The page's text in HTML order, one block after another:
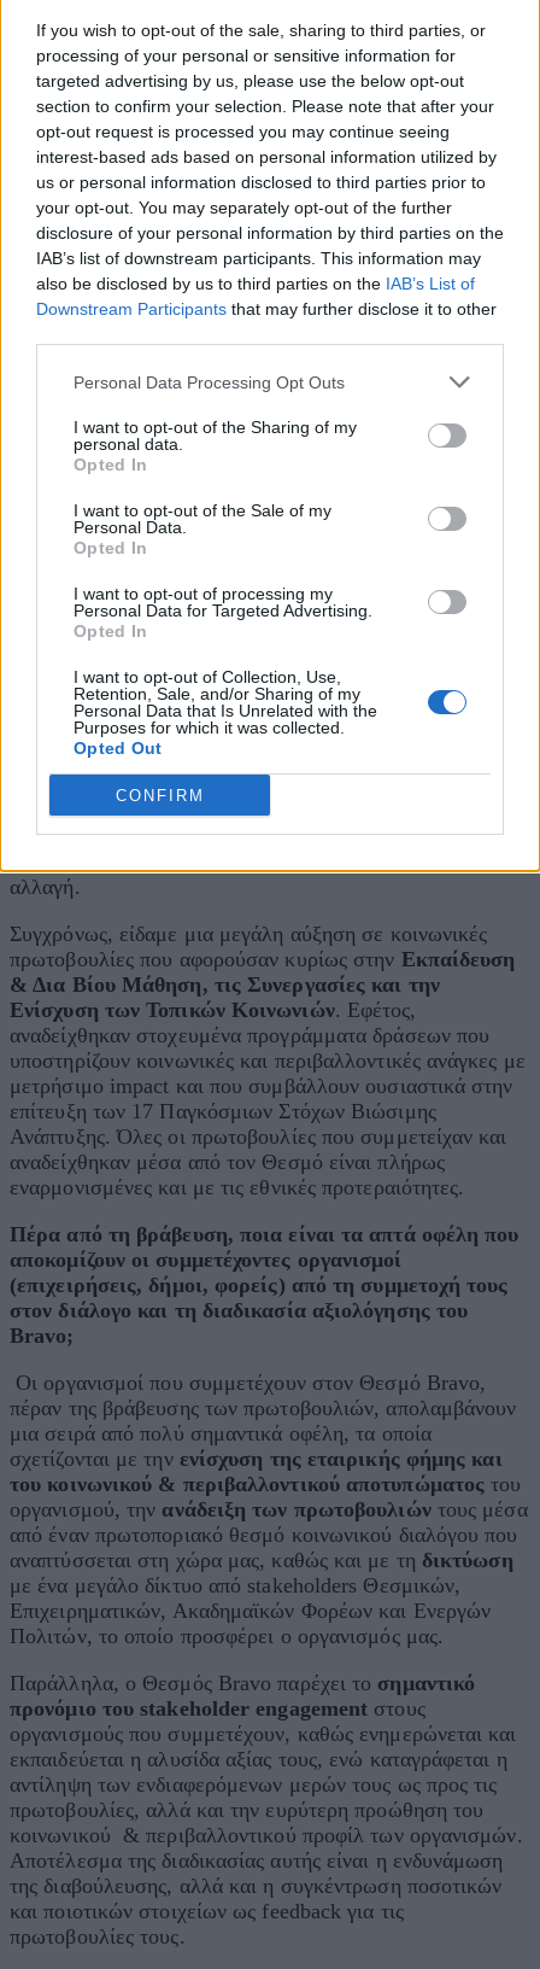
If you wish to opt-out of the sale, sharing to third parties, or
processing of your personal or sensitive information for
targeted advertising by us, please use the below opt-out
section to confirm your selection. Please note that after your
opt-out request is processed you may continue seeing
interest-based ads based on personal information utilized by
us or personal information disclosed to third parties prior to
your opt-out. You may separately opt-out of the further
disclosure of your personal information by third parties on the
IAB’s list of downstream participants. This information may
also be disclosed by us to third parties on the IAB’s List of
Downstream Participants that may further disclose it to other
Personal Data Processing Opt Outs
I want to opt-out of the Sharing of my
personal data.
Opted In
I want to opt-out of the Sale of my
Personal Data.
Opted In
I want to opt-out of processing my
Personal Data for Targeted Advertising.
Opted In
I want to opt-out of Collection, Use,
Retention, Sale, and/or Sharing of my
Personal Data that Is Unrelated with the
Purposes for which it was collected.
Opted Out
CONFIRM
κοινό τόπο, με κοινό όραμα και κοινούς στόχουςγια
αλλαγή. Εκπρόσωποι Θεσμικών, Επιχειρηματικών,
Ακαδημαϊκών και Κοινωνικών Φορέων, Ευρύ Κοινό και
Ενεργοί Πολίτες, καθώς και Stakeholders οργανισμών
όλων των κλάδων της ελληνικής οικονομίας, συμμετέχουν
όλα αυτά τα χρόνια στον διάλογο και αποτελούν το ισχυρό
Δίκτυο Υπεύθυνων Οργανισμών & Ενεργών Πολιτών
του QualityNet Foundation. Οι αριθμοί μιλούν από μόνοι
τους και αποδεικνύουν το ισχυρό μας αποτύπωμα: 150
Θεσμικοί Φορείς, 1.280 Επιχειρήσεις, 345 Οργανισμοί
της Κοινωνίας των Πολιτών, 250 Οργανισμοί της Τοπικής
Αυτοδιοίκησης, 4.500 Σχολικές Μονάδες και 50.000
Ενεργοί Πολίτες!
Ποιο είναι το πιο σημαντικό εύρημα ή η πιο
ενδιαφέρουσα τάση που αναδείχθηκε από τις
κύκλους των Bravo Awards, και πώς συνδέονται αυτές
οι τάσεις με τους Παγκόσμιους Στόχους Βιώσιμης
Ανάπτυξης (SDGs);
Στους πρόσφατους κύκλους τωνBravo Sustainability
Dialogue&Awards
αφορούσαν κυρίως στηνΚυκλική Οικονομία, την
Κλιματική Αλλαγή και την Επικοινωνία των
Περιβαλλοντικών Δράσεων. Οι επιχειρήσεις, μέσα από
τις δράσεις τους, δεσμεύονται για την κλιματική
ουδετερότητα και τη μείωση του ανθρακικού
αποτυπώματος, εργάζονται για τον ψηφιακό
μετασχηματισμό, ενώ μέσω μίας σειράς επενδύσεων,
αλλαγή.
Συγχρόνως, είδαμε μια μεγάλη αύξηση σε κοινωνικές
πρωτοβουλίες που αφορούσαν κυρίως στην Εκπαίδευση
& Δια Βίου Μάθηση, τις Συνεργασίες και την
Ενίσχυση των Τοπικών Κοινωνιών. Εφέτος,
αναδείχθηκαν στοχευμένα προγράμματα δράσεων που
υποστηρίζουν κοινωνικές και περιβαλλοντικές ανάγκες με
μετρήσιμο impact και που συμβάλλουν ουσιαστικά στην
επίτευξη των 17 Παγκόσμιων Στόχων Βιώσιμης
Ανάπτυξης. Όλες οι πρωτοβουλίες που συμμετείχαν και
αναδείχθηκαν μέσα από τον Θεσμό είναι πλήρως
εναρμονισμένες και με τις εθνικές προτεραιότητες.
Πέρα από τη βράβευση, ποια είναι τα απτά οφέλη που
αποκομίζουν οι συμμετέχοντες οργανισμοί
(επιχειρήσεις, δήμοι, φορείς) από τη συμμετοχή τους
στον διάλογο και τη διαδικασία αξιολόγησης του
Bravo;
Οι οργανισμοί που συμμετέχουν στον Θεσμό Bravo,
πέραν της βράβευσης των πρωτοβουλιών, απολαμβάνουν
μια σειρά από πολύ σημαντικά οφέλη, τα οποία
σχετίζονται με την ενίσχυση της εταιρικής φήμης και
του κοινωνικού & περιβαλλοντικού αποτυπώματος του
οργανισμού, την ανάδειξη των πρωτοβουλιώντους μέσα
από έναν πρωτοποριακό θεσμό κοινωνικού διαλόγου που
αναπτύσσεται στη χώρα μας, καθώς και με τη δικτύωση
με ένα μεγάλο δίκτυο από stakeholders Θεσμικών,
Επιχειρηματικών, Ακαδημαϊκών Φορέων και Ενεργών
Πολιτών, το οποίο προσφέρει ο οργανισμός μας.
Παράλληλα, ο Θεσμός Bravo παρέχει το σημαντικό
προνόμιο τουstakeholder engagement στους
οργανισμούς που συμμετέχουν, καθώς ενημερώνεται και
εκπαιδεύεται η αλυσίδα αξίας τους, ενώ καταγράφεται η
αντίληψη των ενδιαφερόμενων μερών τους ως προς τις
πρωτοβουλίες, αλλά και την ευρύτερη προώθηση του
κοινωνικού & περιβαλλοντικού προφίλ των οργανισμών.
Αποτέλεσμα της διαδικασίας αυτής είναι η ενδυνάμωση
της διαβούλευσης, αλλά και η συγκέντρωση ποσοτικών
και ποιοτικών στοιχείων ως feedback για τις
πρωτοβουλίες τους.